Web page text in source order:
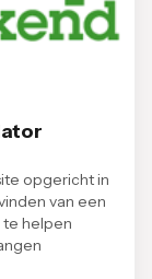
opgericht in
van een
te helpen